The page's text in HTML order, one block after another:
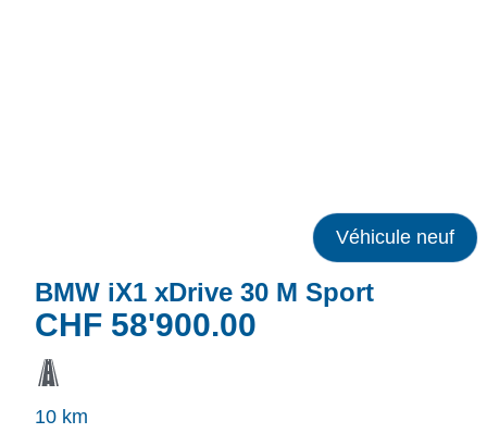
Véhicule neuf
BMW iX1 xDrive 30 M Sport
CHF 58'900.00
10 km